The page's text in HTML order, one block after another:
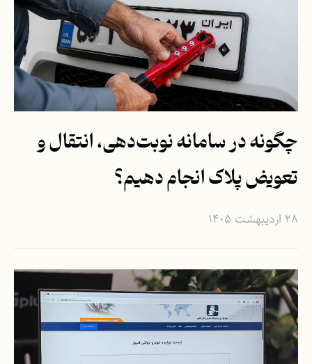
چگونه در سامانه‌ نوبت‌دهی، انتقال و
تعویض پلاک انجام دهیم؟
۲۸ اردیبهشت ۱۴۰۵